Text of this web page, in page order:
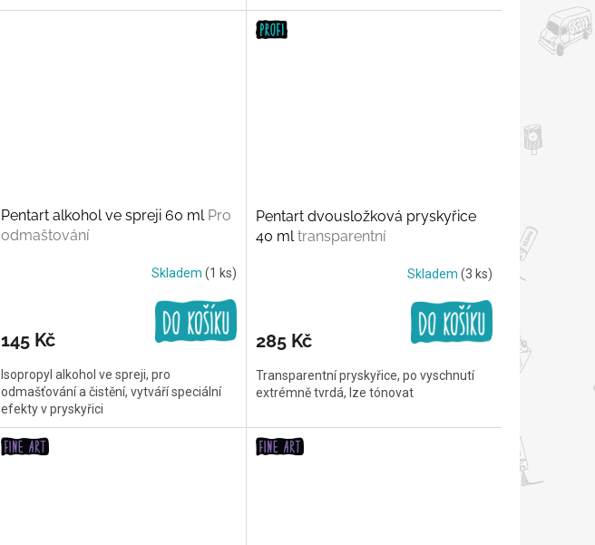
Pentart alkohol ve spreji 60 ml Pro
odmaštování
Skladem (1 ks)
145 Kč
Isopropyl alkohol ve spreji, pro
odmašťování a čistění, vytváří speciální
efekty v pryskyřici
Pentart dvousložková pryskyřice
40 mltransparentní
Skladem (3 ks)
285 Kč
Transparentní pryskyřice, po vyschnutí
extrémně tvrdá, lze tónovat